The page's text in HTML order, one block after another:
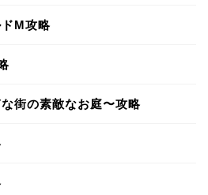
M攻略
街の素敵なお庭〜攻略